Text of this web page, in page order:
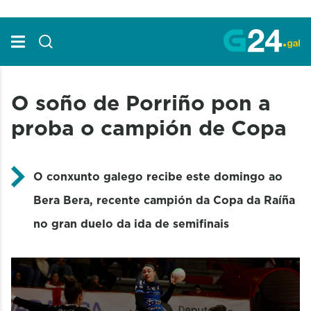
O soño de Porriño pon a
proba o campión de Copa
O conxunto galego recibe este domingo ao
Bera Bera, recente campión da Copa da Raíña
no gran duelo da ida de semifinais